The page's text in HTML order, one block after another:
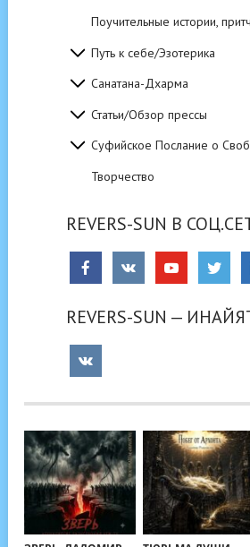
Поучительные истории,
Путь к себе/Эзотерика
Санатана-Дхарма
Статьи/Обзор прессы
Суфийское Послание о
Творчество
REVERS-SUN В
REVERS-SUN —